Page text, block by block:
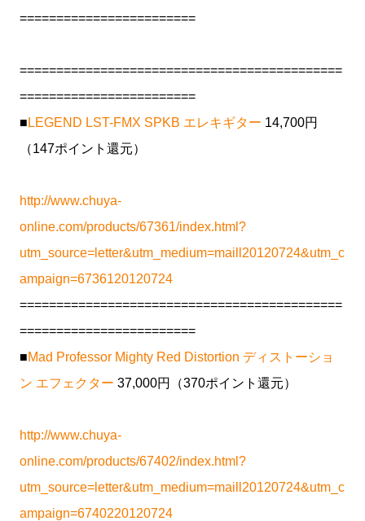
========================
============================================
========================
■ LEGEND LST-FMX SPKB エレキギター 14,700円
（147ポイント還元）
http://www.chuya-
online.com/products/67361/index.html?
utm_source=letter&utm_medium=maill20120724&utm_c
ampaign=6736120120724
============================================
========================
■Mad Professor Mighty Red Distortion ディストーショ
ン エフェクター 37,000円（370ポイント還元）
http://www.chuya-
online.com/products/67402/index.html?
utm_source=letter&utm_medium=maill20120724&utm_c
ampaign=6740220120724